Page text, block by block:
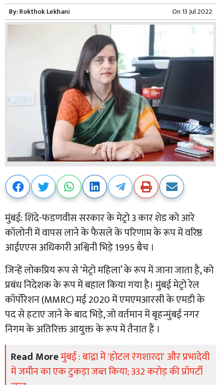
By:Rokthok Lekhani On 13 Jul 2022
मुंबई: शिंदे-फडणवीस सरकार के मेट्रो 3 कार शेड को आरे
कॉलोनी में वापस लाने के फैसले के परिणाम के रूप में वरिष्ठ
आईएएस अधिकारी अश्विनी भिड़े 1995 बैच ।
जिन्हें लोकप्रिय रूप से ‘मेट्रो महिला’ के रूप में जाना जाता है, को
प्रबंध निदेशक के रूप में बहाल किया गया है। मुंबई मेट्रो रेल
कॉर्पोरेशन (MMRC) मई 2020 में एमएमआरसी के एमडी के
पद से हटाए जाने के बाद भिड़े, जो वर्तमान में बृहन्मुंबई नगर
निगम के अतिरिक्त आयुक्त के रूप में तैनात हैं ।
Read Moreमुंबई : बांद्रा में 'होटल रंगशारदा' और प्रभादेवी
में जमीन का एक टुकड़ा जब्त किया; 332 करोड़ की प्रॉपर्टी